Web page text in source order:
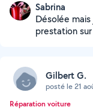
Sabrina
Désolée
prestation
Gilbert G.
posté le 21
Réparation voiture